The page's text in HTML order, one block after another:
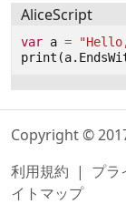
AliceScript
var a =
print (a.
Copyright ©
利用規約 | プラ
イトマップ